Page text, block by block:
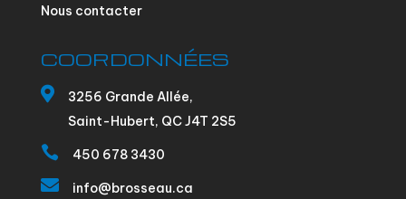
Nous contacter
COORDONNÉES

3256 Grande Allée,
Saint-Hubert, QC J4T 2S5
 450 678 3430
 info@brosseau.ca